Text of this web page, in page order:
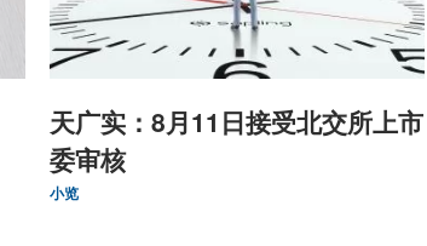
天广实：8月11日接受北交所上市
委审核
小览